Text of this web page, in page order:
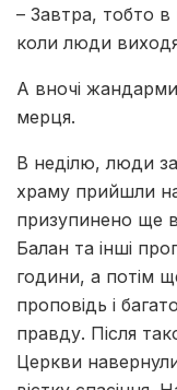
– Завтра, тобто в
коли люди
А вночі
мерця.
В неділю, люди
храму прийшли
призупинено ще
Балан та інші
години, а потім
проповідь і
правду. Після
Церкви